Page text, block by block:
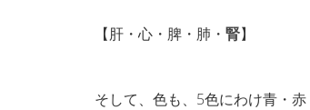
【肝・心・脾・肺・ 腎】
そして、色も、5色にわけ青・赤